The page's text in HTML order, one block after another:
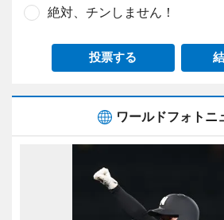
絶対、チンしません！
投票する
ワールドフォトニ